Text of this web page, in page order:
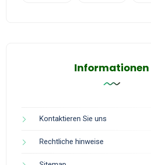
Informationen
Kontaktieren Sie uns
Rechtliche hinweise